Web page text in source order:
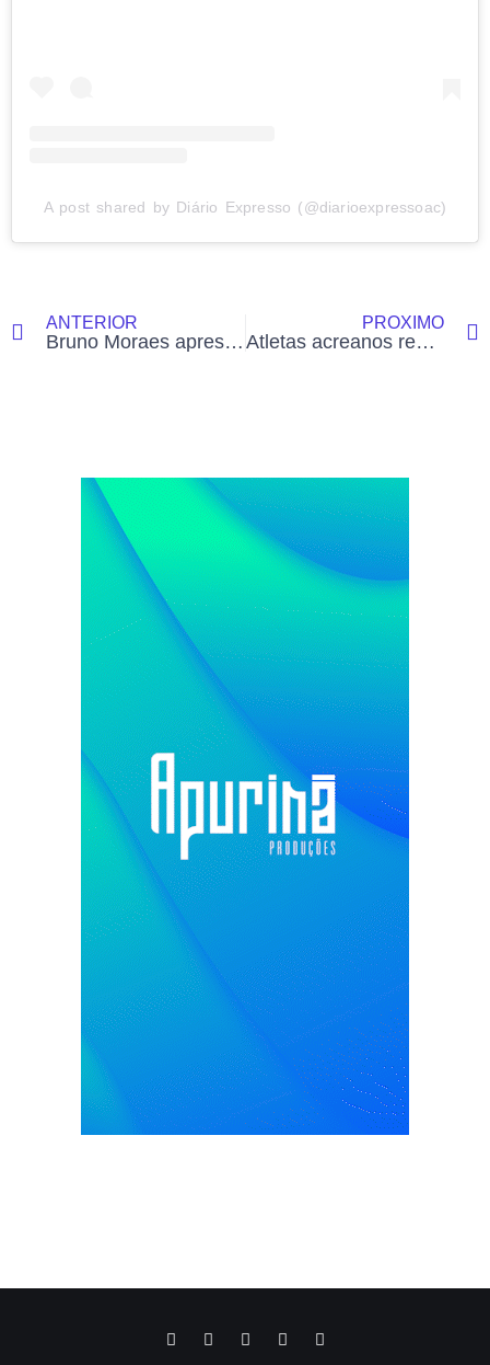
A post shared by Diário Expresso (@diarioexpressoac)
ANTERIOR
Bruno Moraes apresenta projeto de lei que garante meia-entrada a trabalhadores terceirizados de Rio Branco
PRÓXIMO
Atletas acreanos representam o estado na disputa do Troféu Doutor Milton Medeiros de Natação no Ceará